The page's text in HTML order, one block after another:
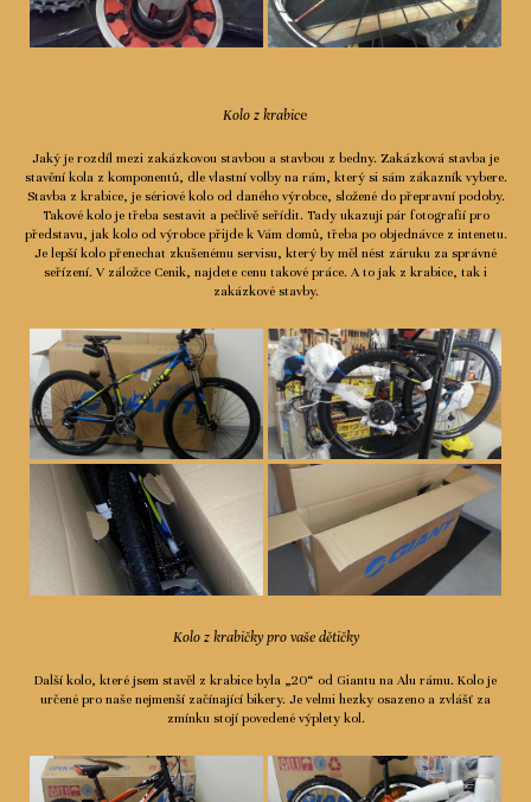
Kolo z krabice
Jaký je rozdíl mezi zakázkovou stavbou a stavbou z bedny. Zakázková stavba je
stavění kola z komponentů, dle vlastní volby na rám, který si sám zákazník vybere.
Stavba z krabice, je sériové kolo od daného výrobce, složené do přepravní podoby.
Takové kolo je třeba sestavit a pečlivě seřídit. Tady ukazuji pár fotografií pro
představu, jak kolo od výrobce přijde k Vám domů, třeba po objednávce z intenetu.
Je lepší kolo přenechat zkušenému servisu, který by měl nést záruku za správné
seřízení. V záložce Cenik, najdete cenu takové práce. A to jak z krabice, tak i
zakázkové stavby.
Kolo z krabičky pro vaše dětičky
Další kolo, které jsem stavěl z krabice byla „20“ od Giantu na Alu rámu. Kolo je
určené pro naše nejmenší začínající bikery. Je velmi hezky osazeno a zvlášť za
zmínku stojí povedené výplety kol.